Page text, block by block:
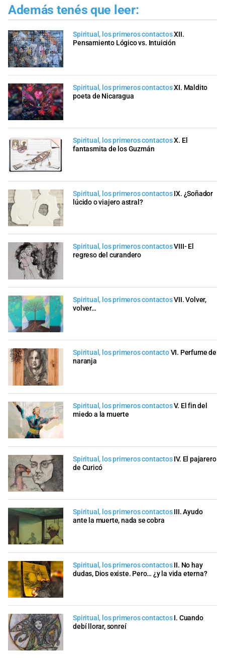
Además tenés que leer:
Spiritual, los primeros contactosXII.
Pensamiento Lógico vs. Intuición
Spiritual, los primeros contactosXI. Maldito
poeta de Nicaragua
Spiritual, los primeros contactosX. El
fantasmita de los Guzmán
Spiritual, los primeros contactos IX. ¿Soñador
lúcido o viajero astral?
Spiritual, los primeros contactosVIII- El
regreso del curandero
Spiritual, los primeros contactosVII. Volver,
volver…
Spiritual, los primeros contactoVI. Perfume de
naranja
Spiritual, los primeros contactosV. El fin del
miedo a la muerte
Spiritual, los primeros contactos IV. El pajarero
de Curicó
Spiritual, los primeros contactos III. Ayudo
ante la muerte, nada se cobra
Spiritual, los primeros contactos II. No hay
dudas, Dios existe. Pero… ¿y la vida eterna?
Spiritual, los primeros contactos I. Cuando
debí llorar, sonreí